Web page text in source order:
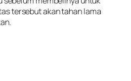
tersebut akan tahan lama